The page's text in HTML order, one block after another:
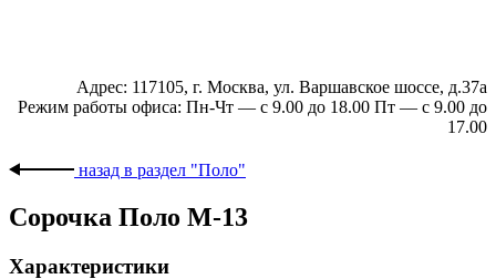
Адрес: 117105, г. Москва, ул. Варшавское шоссе, д.37а
Режим работы офиса: Пн-Чт — с 9.00 до 18.00 Пт — с 9.00 до
17.00
назад в раздел "Поло"
Сорочка Поло М-13
Характеристики